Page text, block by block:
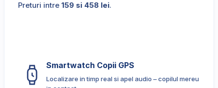
Preturi intre 159 si 458 lei.
Smartwatch Copii GPS
Localizare in timp real si apel audio – copilul mereu